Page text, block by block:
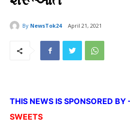
By NewsTok24 April 21, 2021
THIS NEWS IS SPONSORED BY
SWEETS